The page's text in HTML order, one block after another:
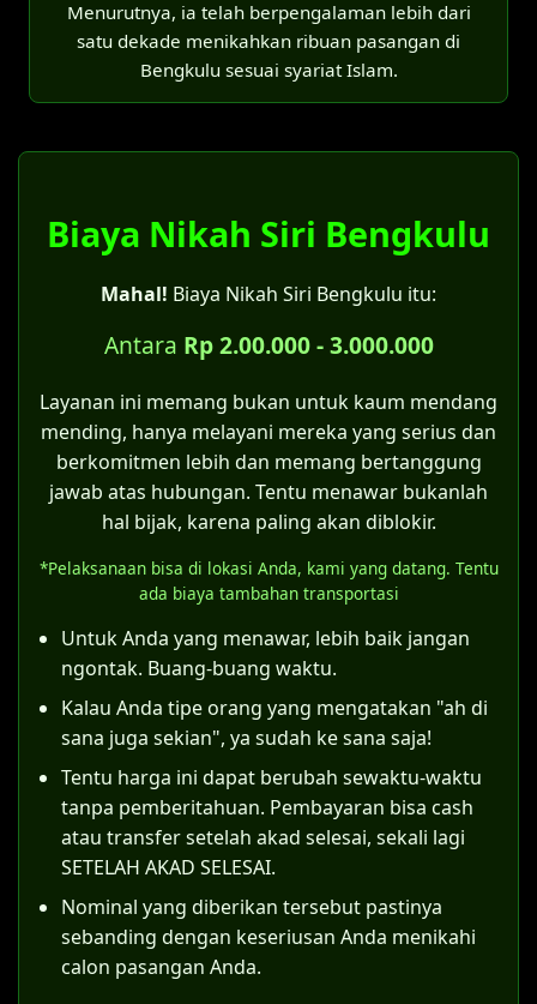
Lampirkan SPTJM dan dokumen pendukung
lainnya yang diperlukan.
Pencatatan di KK:
Disdukcapil tidak melakukan pencatatan
perkawinan.
keterangan "kawin belum tercatat".
Catatan penting:
Bagi pasangan yang menikah siri, sangat
disarankan untuk mengajukanitsbat nikah
di Pengadilan Agama Bengkuluterlebih
dahulu agar pernikahan tersebut sah
menurut hukum negara dan mendapatkan
Meskipun bisa membuat KK, status "kawin
hukum tersendiri, terutama terkait hak dan
kewajiban anak yang lahir dari pernikahan
tersebut.
secara Agama Islam.
lima situasi khusus:
Untuk keperluan penyelesaian
Untuk pernikahan yang terjadi di era
1974.
Bagi pernikahan yang dilakukan oleh
memiliki halangan kawin menurut UU No.
1 Tahun 1974.
Kategori kelima inilah yang menjadi celah
hukum bagi pernikahan siri. Asalkan
semua rukun dan syarat sahnya nikah
sesuai hukum Islam (sebagaimana
ditegaskan Pasal 4 Kompilasi Hukum Islam),
maka itsbat nikah dapat diajukan.
Langkah konkretnya adalah suami dan istri
bersama-sama mendaftarkan permohonan
ke Pengadilan Agama di wilayah Bengkulu.
Sebagai contoh, di Pengadilan Agama
Bengkulu, pemohon harus mempersiapkan
dokumen-dokumen berikut:
Surat permohonan yang ditujukan
kepada Ketua Pengadilan Agama
Bengkulu.
Menurutnya, ia telah berpengalaman lebih dari
satu dekade menikahkan ribuan pasangan di
Bengkulu sesuai syariat Islam.
Biaya Nikah Siri Bengkulu
Mahal! Biaya Nikah Siri Bengkulu itu:
Antara Rp 2.00.000 - 3.000.000
Layanan ini memang bukan untuk kaum mendang
mending, hanya melayani mereka yang serius dan
berkomitmen lebih dan memang bertanggung
jawab atas hubungan. Tentu menawar bukanlah
hal bijak, karena paling akan diblokir.
*Pelaksanaan bisa di lokasi Anda, kami yang datang. Tentu
ada biaya tambahan transportasi
Untuk Anda yang menawar, lebih baik jangan
ngontak. Buang-buang waktu.
Kalau Anda tipe orang yang mengatakan "ah di
sana juga sekian", ya sudah ke sana saja!
Tentu harga ini dapat berubah sewaktu-waktu
tanpa pemberitahuan. Pembayaran bisa cash
atau transfer setelah akad selesai, sekali lagi
SETELAH AKAD SELESAI.
Nominal yang diberikan tersebut pastinya
sebanding dengan keseriusan Anda menikahi
calon pasangan Anda.